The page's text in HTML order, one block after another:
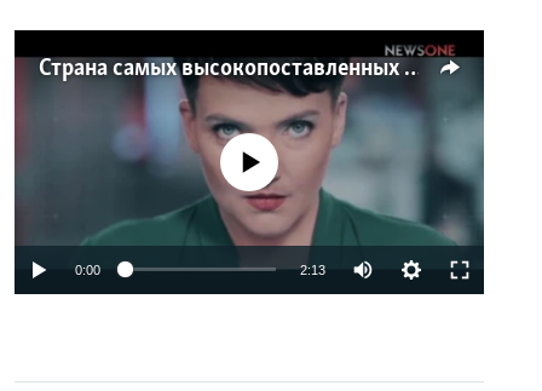
Страна самых высокопоставленных телеведущих. Почему политики захватили телеэфир Украины
No media source currently available
0:00 2:13